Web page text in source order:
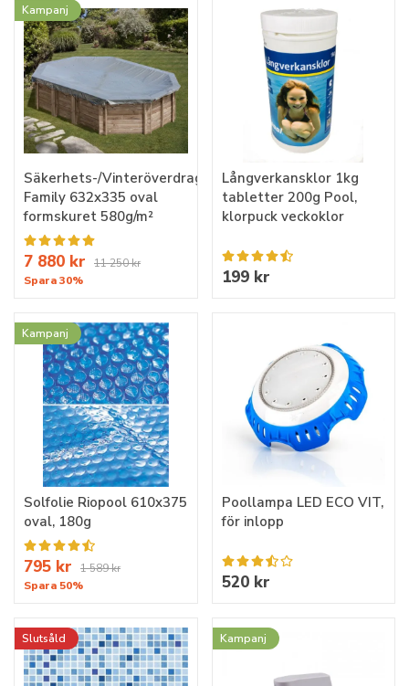
Kampanj
Säkerhets-/Vinteröverdrag
Family 632x335 oval
formskuret 580g/m²
7 880 kr
11 250 kr
Spara 30%
Långverkansklor 1kg
tabletter 200g Pool,
klorpuck veckoklor
199 kr
Kampanj
Solfolie Riopool 610x375
oval, 180g
795 kr
1 589 kr
Spara 50%
Poollampa LED ECO VIT,
för inlopp
520 kr
Slutsåld Kampanj